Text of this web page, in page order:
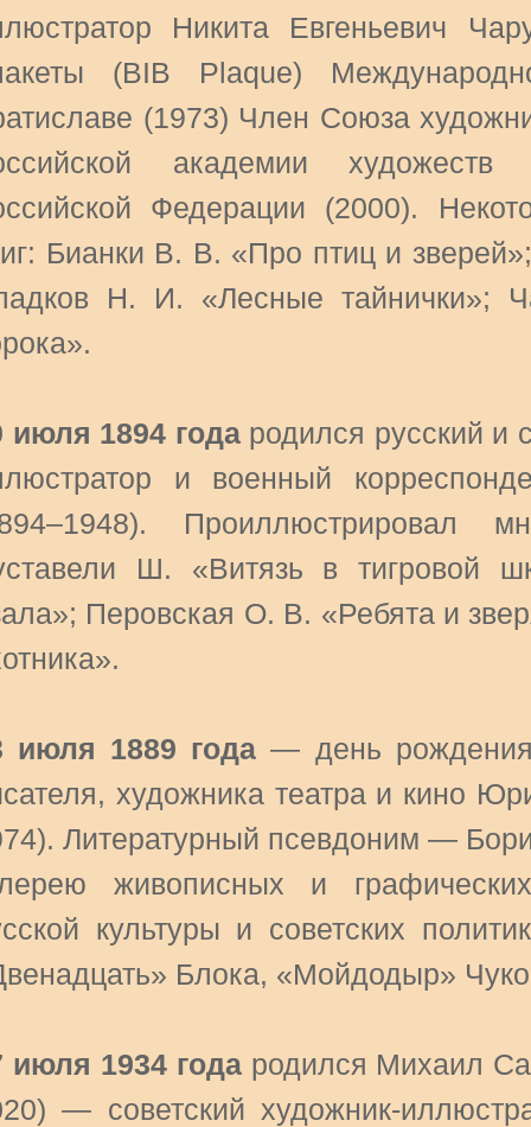
Никита Евгеньевич
(BIB Plaque)
(1973) Член Союза
академии
Федерации (2000).
Бианки В. В. «Про птиц и
Н. И. «Лесные тайнички»;
июля 1894 годародился русский и
и военный
Проиллюстрировал
Ш. «Витязь в тигровой
Перовская О. В. «Ребята и
июля 1889 года — день рождения
художника театра и кино
Литературный псевдоним —
живописных и
культуры и советских
Блока, «Мойдодыр»
июля 1934 годародился Михаил
— советский художник-